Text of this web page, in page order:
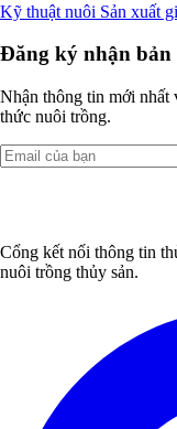
Kỹ thuật nuôi Sản xuất
Đăng ký nhận bản
Nhận thông tin mới nhất
thức nuôi trồng.
Cổng kết nối thông tin
nuôi trồng thủy sản.